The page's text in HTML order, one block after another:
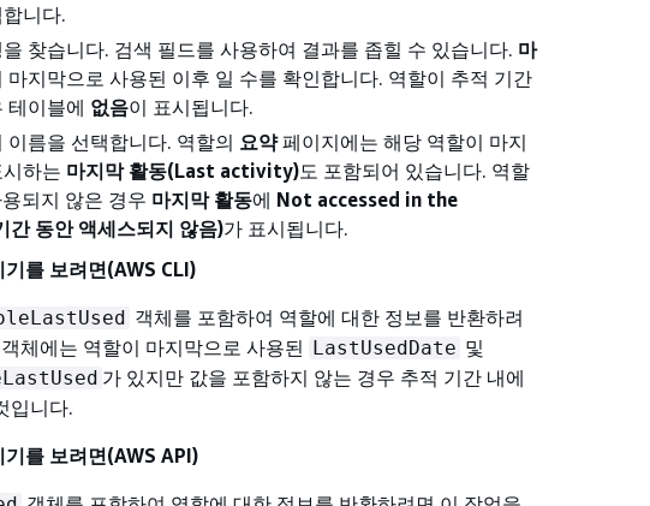
니다.
찾습니다. 검색 필드를 사용하여 결과를 좁힐 수 있습니다. 마
마지막으로 사용된 이후 일 수를 확인합니다. 역할이 추적 기간
테이블에 없음이 표시됩니다.
름을 선택합니다. 역할의 요약페이지에는 해당 역할이 마지
하는 마지막 활동(Last activity)도 포함되어 있습니다. 역할
되지 않은 경우 마지막 활동에 Not accessed in the
동안 액세스되지 않음)가 표시됩니다.
를 보려면(AWS CLI)
객체를 포함하여 역할에 대한 정보를 반환하려
체에는 역할이 마지막으로 사용된 LastUsedDate 및
가 있지만 값을 포함하지 않는 경우 추적 기간 내에
입니다.
를 보려면(AWS API)